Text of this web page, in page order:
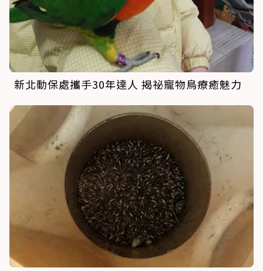
新北動保處攜手30年達人 揭祕寵物鳥療癒魅力